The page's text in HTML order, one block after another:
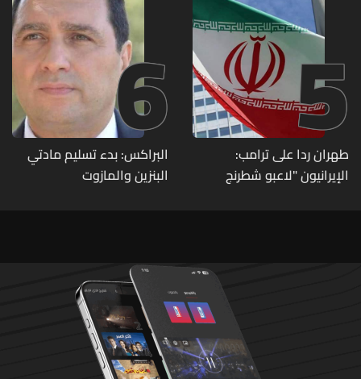
5
طهران ردا على ترامب:
الإيرانيون "لاعبو شطرنج
6
البراكس: بدء تسليم مادتي
البنزين والمازوت